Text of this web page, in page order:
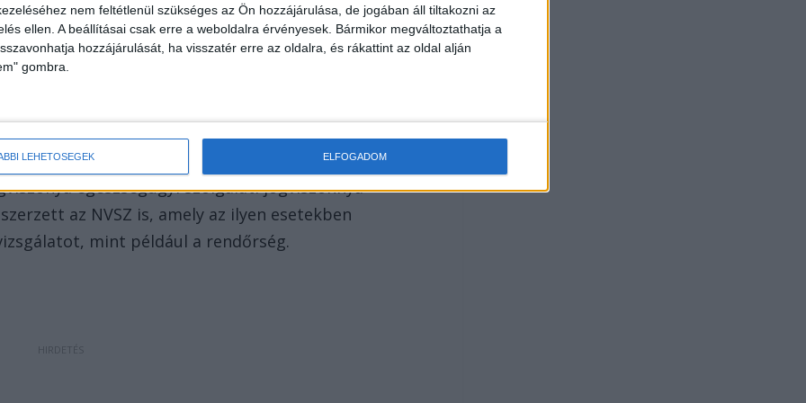
nem feltétlenül szükséges az Ön hozzájárulása, de jogában áll tiltakozni az
ellen. A beállításai csak erre a weboldalra érvényesek. Bármikor megváltoztathatja a
hozzájárulását, ha visszatér erre az oldalra, és rákattint az oldal alján
gombra.
LEHETŐSÉGEK ELFOGADOM
apa-gyermek kapcsolatot alakított ki.
viselkedése buktatta le egy gyámhatósági
látni, hogy nem csak nevelőszülőként szerette a
egészségügyi szolgáltatónál foglalkoztatott
egészségügyi szolgálati jogviszonnyá
az NVSZ is, amely az ilyen esetekben
mint például a rendőrség.